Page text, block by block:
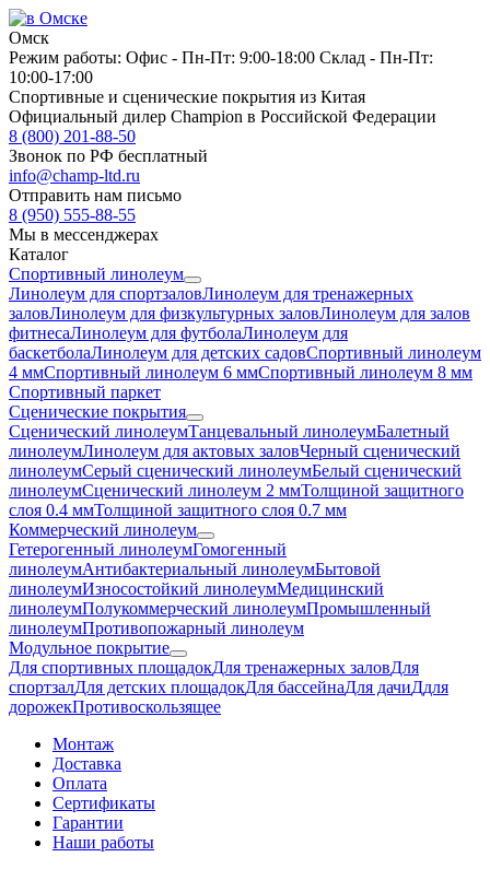
Омск
Режим работы: Офис - Пн-Пт: 9:00-18:00 Склад - Пн-Пт:
10:00-17:00
Спортивные и сценические покрытия из Китая
Официальный дилер Champion в Российской Федерации
8 (800) 201-88-50
Звонок по РФ бесплатный
info@champ-ltd.ru
Отправить нам письмо
8 (950) 555-88-55
Мы в мессенджерах
Каталог
Спортивный линолеум
Линолеум для спортзаловЛинолеум для тренажерных
заловЛинолеум для физкультурных заловЛинолеум для залов
фитнесаЛинолеум для футболаЛинолеум для
баскетболаЛинолеум для детских садовСпортивный линолеум
4 ммСпортивный линолеум 6 ммСпортивный линолеум 8 мм
Спортивный паркет
Сценические покрытия
Сценический линолеумТанцевальный линолеумБалетный
линолеумЛинолеум для актовых заловЧерный сценический
линолеумСерый сценический линолеумБелый сценический
линолеумСценический линолеум 2 ммТолщиной защитного
слоя 0.4 ммТолщиной защитного слоя 0.7 мм
Коммерческий линолеум
Гетерогенный линолеумГомогенный
линолеумАнтибактериальный линолеумБытовой
линолеумИзносостойкий линолеумМедицинский
линолеумПолукоммерческий линолеумПромышленный
линолеумПротивопожарный линолеум
Модульное покрытие
Для спортивных площадокДля тренажерных заловДля
спортзалДля детских площадокДля бассейнаДля дачиДдля
дорожекПротивоскользящее
Монтаж
Доставка
Оплата
Сертификаты
Гарантии
Наши работы